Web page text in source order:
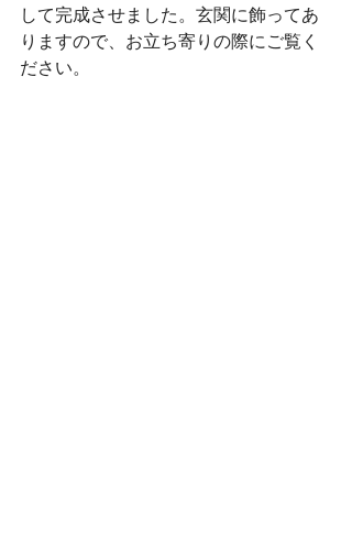
して完成させました。玄関に飾ってあ
りますので、お立ち寄りの際にご覧く
ださい。